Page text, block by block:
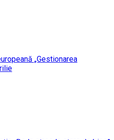
„Gestionarea